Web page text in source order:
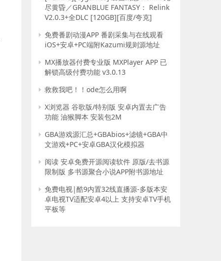
尽黄昏／GRANBLUE FANTASY： Relink
V2.0.3+全DLC [120GB][百度/夸克]
免费番剧动漫APP 番剧采集与在线观看
iOS+安卓+PC端附Kazumi规则源地址
MX播放器付费专业版 MXPlayer APP 已
解锁高级付费功能 v3.0.13
救救我吧！！ode怎么用啊
X浏览器 谷歌版/特别版 安卓内置去广告
功能 油猴脚本 安装包2M
GBA游戏源汇总+GBAbios+滤镜+GBA中
文游戏+PC+安卓GBA汉化模拟器
阅读 安卓免费开源阅读软件 原版/去书源
限制版 多书源聚合小说APP附书源地址
免费电视|酷9内置32线直播源-多版本安
卓电视TV适配安卓4以上 支持安卓TV手机
平板等